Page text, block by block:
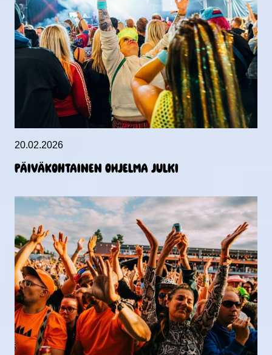
20.02.2026
Päiväkohtainen ohjelma julki